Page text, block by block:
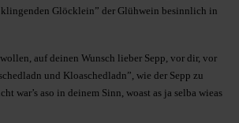
Glöcklein” der Glühwein besinnlich in
auf deinen Wunsch lieber Sepp, vor dir, vor
und Kloaschedladn”, wie der Sepp zu
war’s aso in deinem Sinn, woast as ja selba wieas